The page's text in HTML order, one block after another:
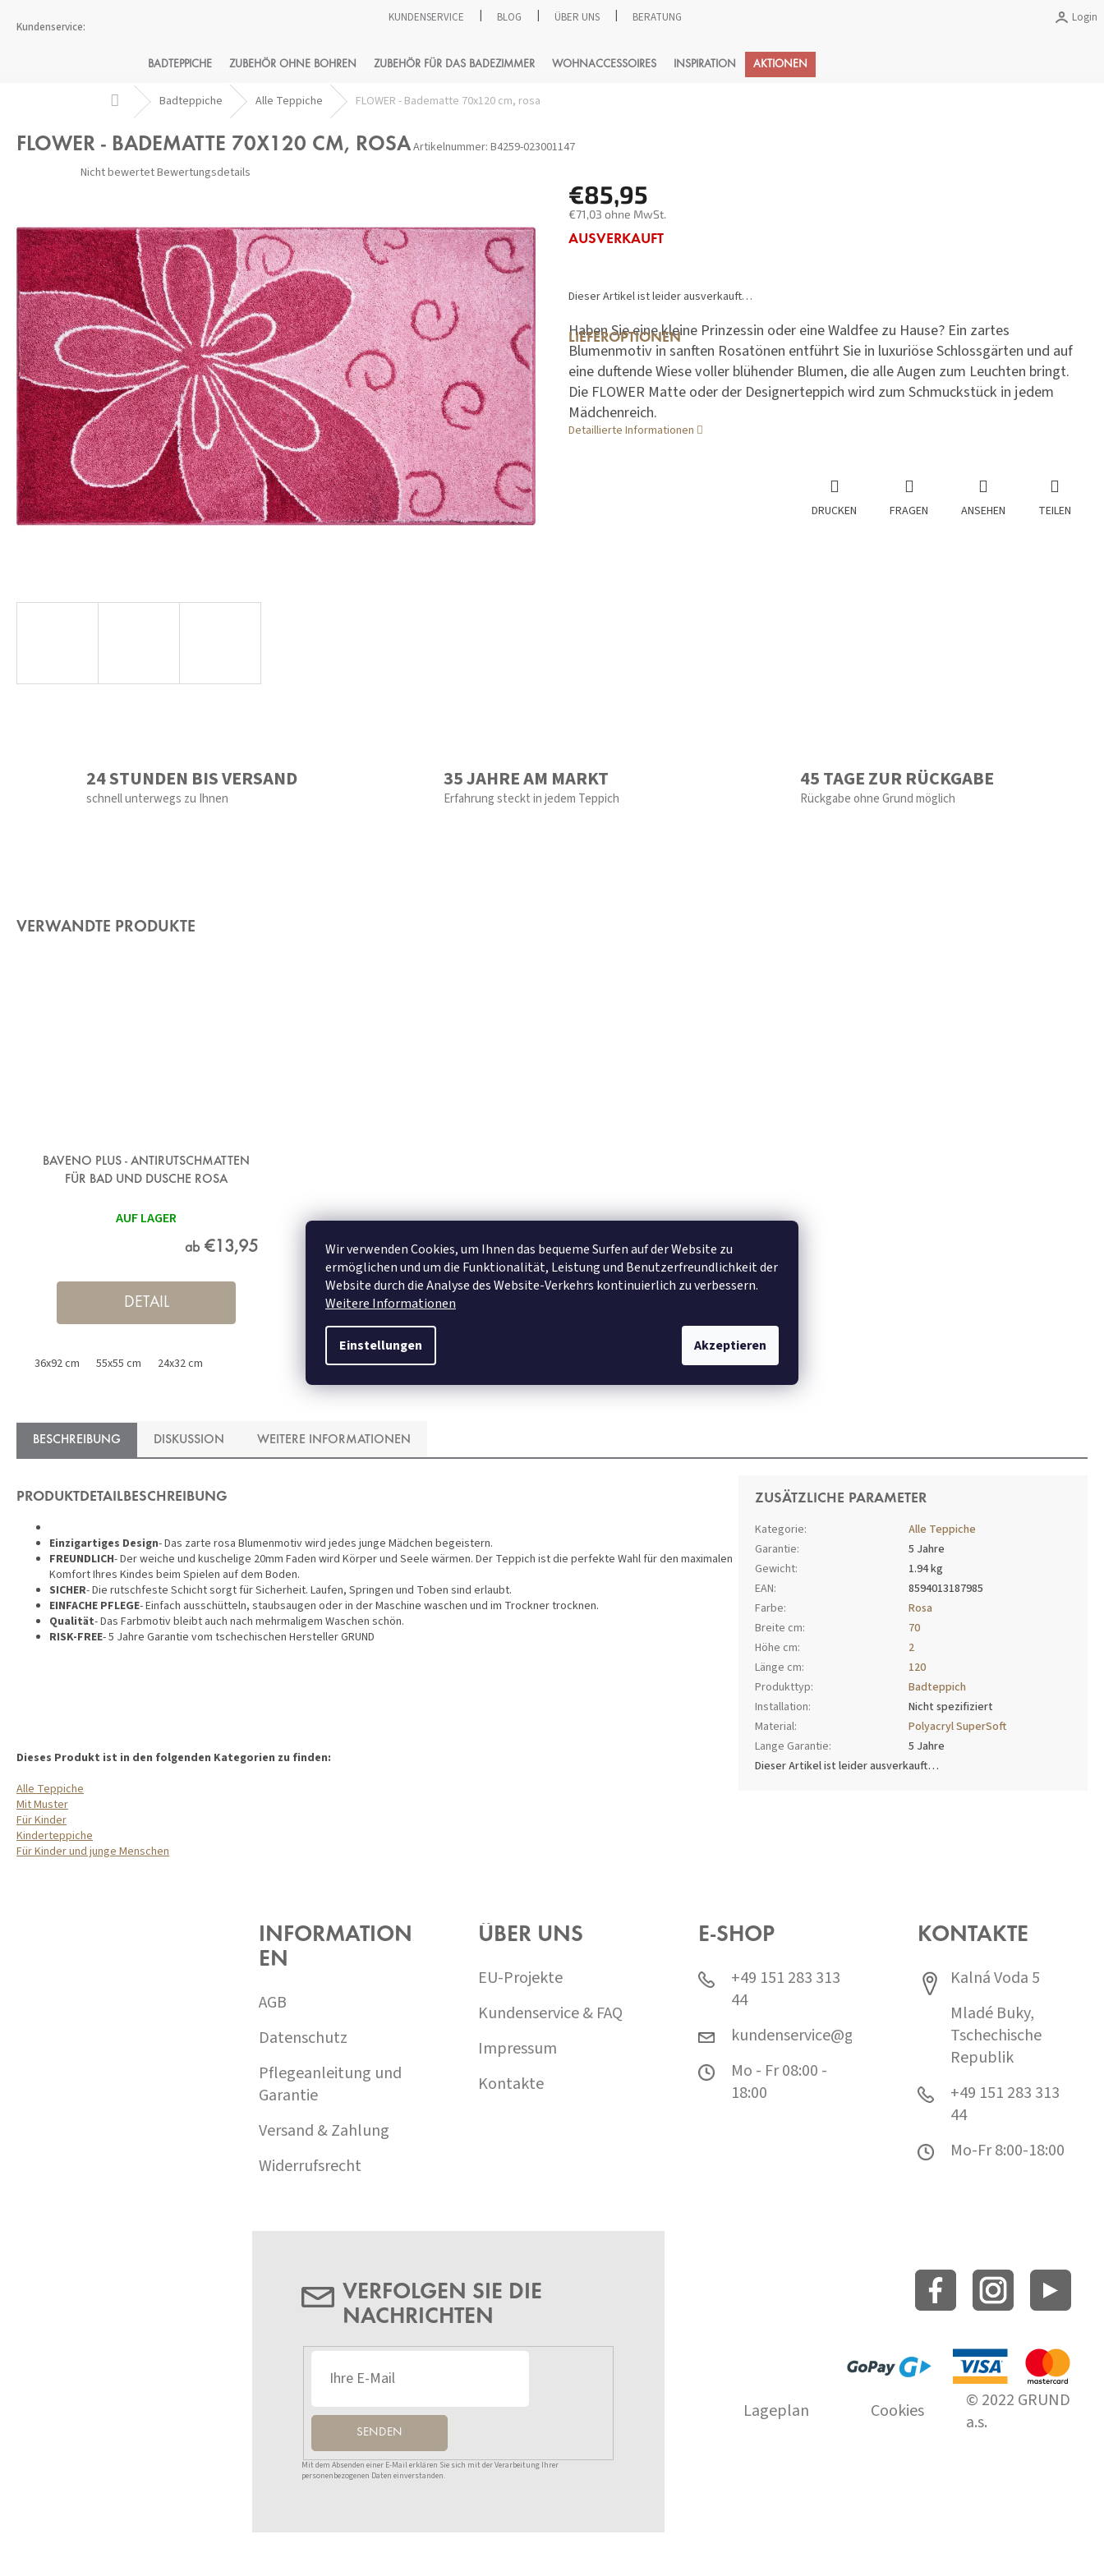
Wir verwenden Cookies, um Ihnen das bequeme Surfen auf der Website zu
ermöglichen und um die Funktionalität, Leistung und Benutzerfreundlichkeit der
Website durch die Analyse des Website-Verkehrs kontinuierlich zu verbessern.
Weitere Informationen
Einstellungen Akzeptieren
Inhalt
KUNDENSERVICE BLOG ÜBER UNS BERATUNG Login
Warenkorb
BADTEPPICHE ZUBEHÖR OHNE BOHREN ZUBEHÖR FÜR DAS BADEZIMMER WOHNACCESSOIRES INSPIRATION AKTIONEN
StartseiteBadteppiche Alle Teppiche FLOWER - Badematte 70x120 cm, rosa
FLOWER - BADEMATTE 70X120 CM, ROSAArtikelnummer: B4259-023001147
Die
durchschnittliche
5
Sternen.
Nicht bewertetBewertungsdetails
€85,95
€71,03 ohne MwSt.
Verkaufspreis:
AUSVERKAUFT
LIEFEROPTIONEN
Dieser Artikel ist leider ausverkauft…
Haben Sie eine kleine Prinzessin oder eine Waldfee zu Hause? Ein zartes
Blumenmotiv in sanften Rosatönen entführt Sie in luxuriöse Schlossgärten und auf
eine duftende Wiese voller blühender Blumen, die alle Augen zum Leuchten bringt.
Die FLOWER Matte oder der Designerteppich wird zum Schmuckstück in jedem
Mädchenreich.
Detaillierte Informationen
DRUCKEN FRAGEN ANSEHEN TEILEN
24 STUNDEN BIS VERSAND
schnell unterwegs zu Ihnen
35 JAHRE AM MARKT
Erfahrung steckt in jedem Teppich
45 TAGE ZUR RÜCKGABE
Rückgabe ohne Grund möglich
VERWANDTE PRODUKTE
BAVENO PLUS - ANTIRUTSCHMATTEN
FÜR BAD UND DUSCHE ROSA
AUF LAGER
ab €13,95
DETAIL
36x92 cm 55x55 cm 24x32 cm
BESCHREIBUNG DISKUSSION WEITERE INFORMATIONEN
PRODUKTDETAILBESCHREIBUNG
Einzigartiges Design- Das zarte rosa Blumenmotiv wird jedes junge Mädchen begeistern.
FREUNDLICH- Der weiche und kuschelige 20mm Faden wird Körper und Seele wärmen. Der Teppich ist die perfekte Wahl für den maximalen
Komfort Ihres Kindes beim Spielen auf dem Boden.
SICHER- Die rutschfeste Schicht sorgt für Sicherheit. Laufen, Springen und Toben sind erlaubt.
EINFACHE PFLEGE- Einfach ausschütteln, staubsaugen oder in der Maschine waschen und im Trockner trocknen.
Qualität- Das Farbmotiv bleibt auch nach mehrmaligem Waschen schön.
RISK-FREE- 5 Jahre Garantie vom tschechischen Hersteller GRUND
Dieses Produkt ist in den folgenden Kategorien zu finden:
Alle Teppiche
Mit Muster
Für Kinder
Kinderteppiche
Für Kinder und junge Menschen
ZUSÄTZLICHE PARAMETER
Kategorie:
Alle Teppiche
Garantie:
5 Jahre
Gewicht:
1.94 kg
EAN:
8594013187985
Farbe:
Rosa
Breite cm:
70
Höhe cm:
2
Länge cm:
120
Produkttyp:
Badteppich
Installation:
Nicht spezifiziert
Material:
Polyacryl SuperSoft
Lange Garantie:
5 Jahre
Dieser Artikel ist leider ausverkauft…
INFORMATION
EN
AGB
Datenschutz
Pflegeanleitung und
Garantie
Versand & Zahlung
Widerrufsrecht
ÜBER UNS
EU-Projekte
Kundenservice & FAQ
Impressum
Kontakte
E-SHOP
+49 151 283 313
44
kundenservice@grund.cz
Mo - Fr 08:00 -
18:00
KONTAKTE
Kalná Voda 5
Mladé Buky,
Tschechische
Republik
+49 151 283 313
44
Mo-Fr 8:00-18:00
VERFOLGEN SIE DIE
NACHRICHTEN
SENDEN
Mit dem Absenden einer E-Mail erklären Sie sich mit der Verarbeitung Ihrer
personenbezogenen Daten einverstanden.
Lageplan Cookies
© 2022 GRUND
a.s.